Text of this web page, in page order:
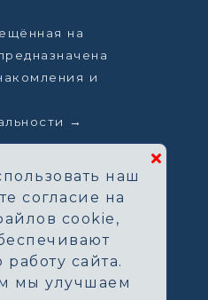
на
и
→
1, Москва
наш
согласие на
cookie,
сайта.
мы улучшаем